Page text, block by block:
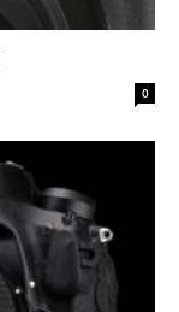
0